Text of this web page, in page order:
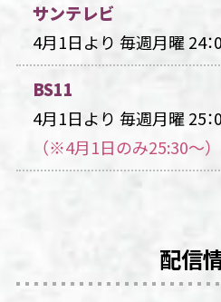
サンテレビ
4月1日より 毎週月曜 24：
BS11
4月1日より 毎週月曜 25：
（※4月1日のみ25:30～）
配信